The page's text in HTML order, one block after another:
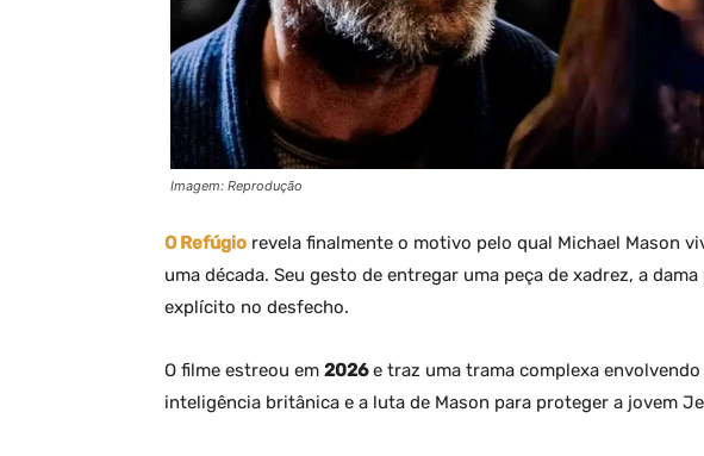
Imagem: Reprodução
O Refúgio revela finalmente o motivo pelo qual Michael Mason
uma década. Seu gesto de entregar uma peça de xadrez, a
explícito no desfecho.
O filme estreou em 2026e traz uma trama complexa
inteligência britânica e a luta de Mason para proteger a jovem